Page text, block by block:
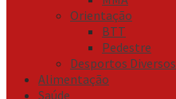
Orientação
BTT
Pedestre
Desportos Diversos
Alimentação
Saúde